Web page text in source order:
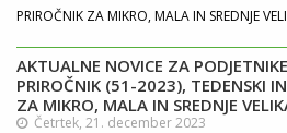
PRIROČNIK ZA MIKRO, MALA IN SREDNJE
AKTUALNE NOVICE ZA
PRIROČNIK (51-2023), TEDENSKI
ZA MIKRO, MALA IN SREDNJE
Četrtek, 21. december 2023